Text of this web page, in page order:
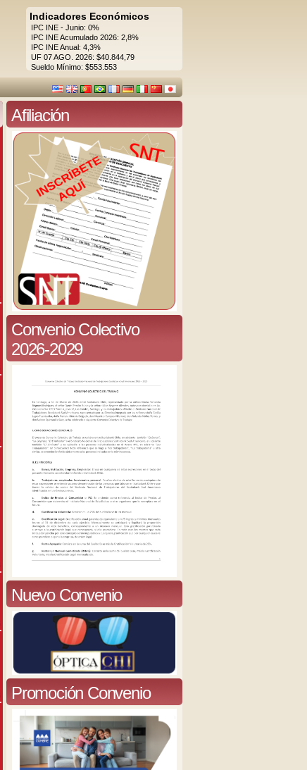
Indicadores Económicos
IPC INE - Junio: 0%
IPC INE Acumulado 2026: 2,8%
IPC INE Anual: 4,3%
UF 07 AGO. 2026: $40.844,79
Sueldo Mínimo: $553.553
Afiliación
Convenio Colectivo
2026-2029
Nuevo Convenio
Promoción Convenio